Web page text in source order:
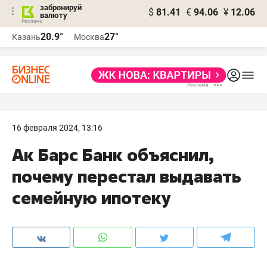
забронируй
валюту
$ 81.41 € 94.06 ¥ 12.06
Казань20.9° Москва27°
16 февраля 2024, 13:16
Ак Барс Банк объяснил,
почему перестал выдавать
семейную ипотеку